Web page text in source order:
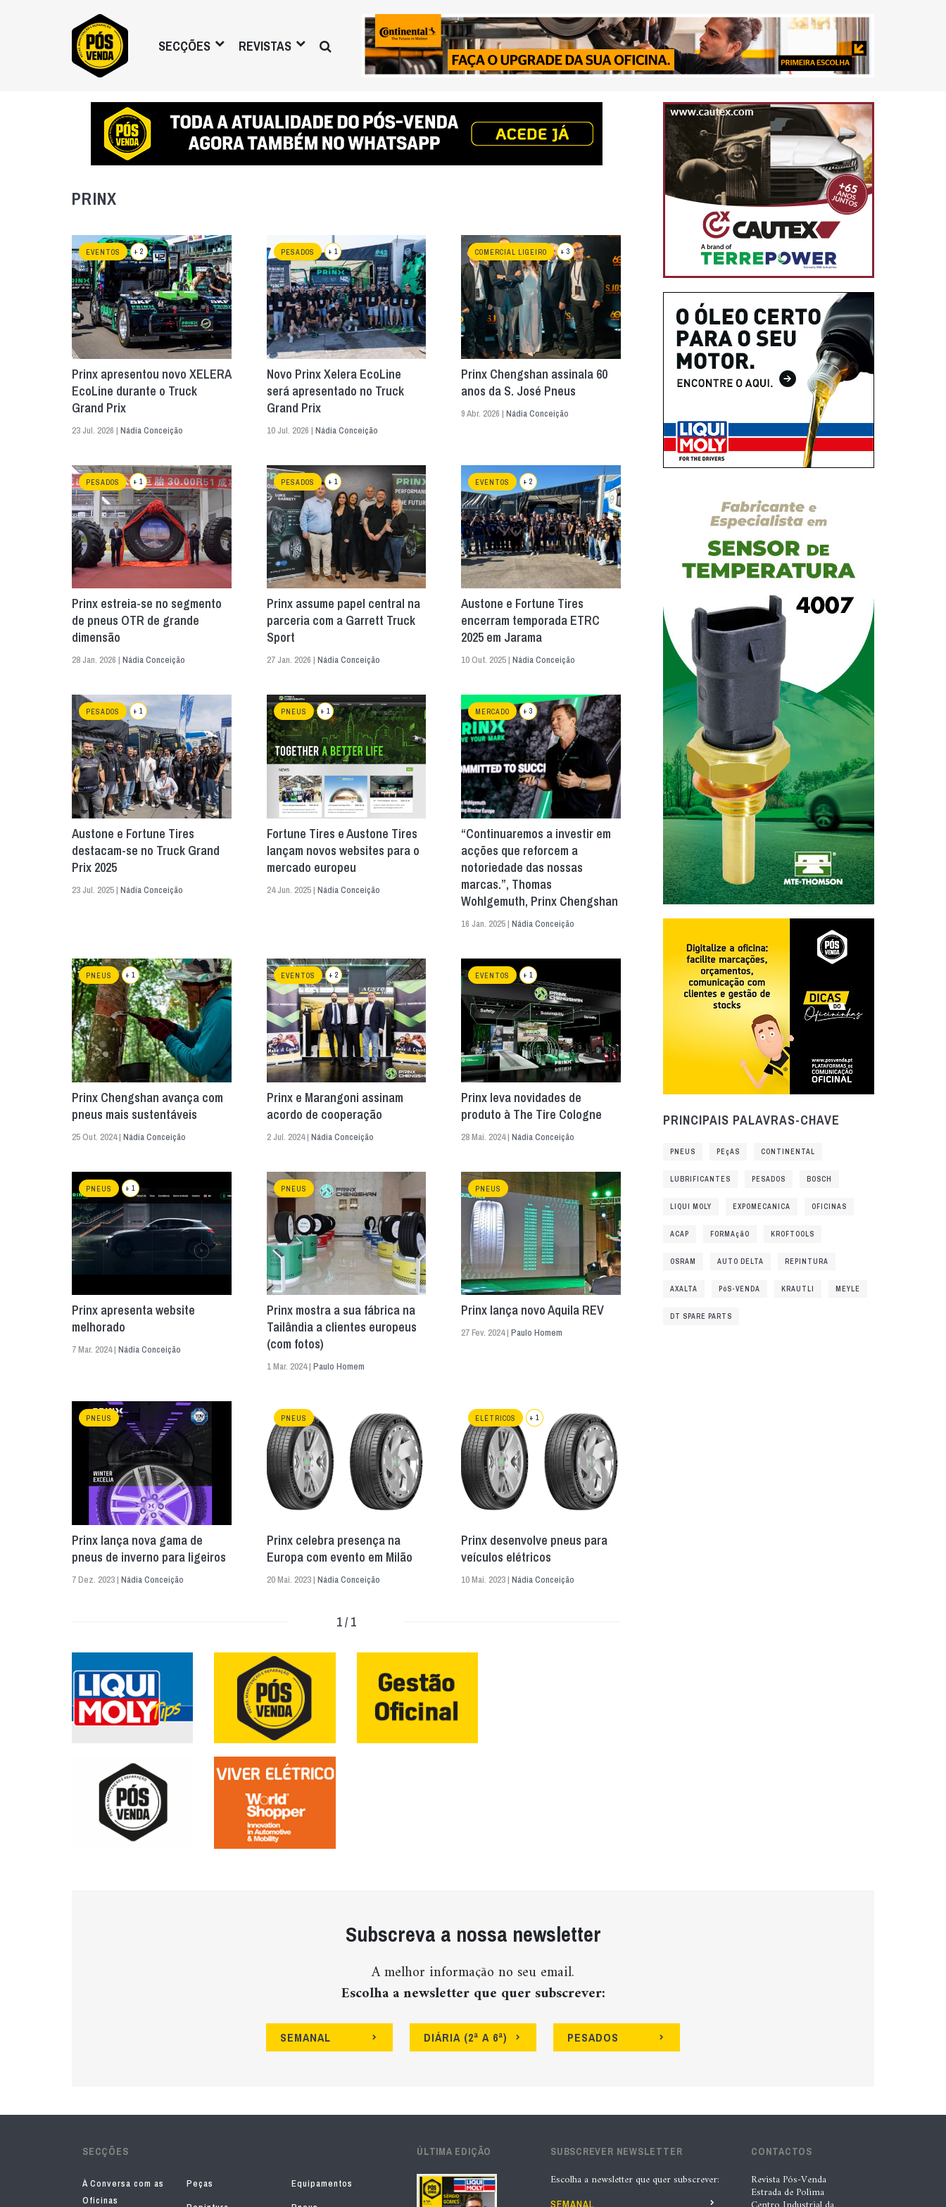
SECÇÕES REVISTAS
PRINX
EVENTOS + 2
Prinx apresentou novo XELERA
EcoLine durante o Truck
Grand Prix
23 Jul. 2026 | Nádia Conceição
PESADOS + 1
Novo Prinx Xelera EcoLine
será apresentado no Truck
Grand Prix
10 Jul. 2026 | Nádia Conceição
COMERCIAL LIGEIRO + 3
Prinx Chengshan assinala 60
anos da S. José Pneus
9 Abr. 2026 |Nádia Conceição
PESADOS + 1
Prinx estreia-se no segmento
de pneus OTR de grande
dimensão
28 Jan. 2026 | Nádia Conceição
PESADOS + 1
Prinx assume papel central na
parceria com a Garrett Truck
Sport
27 Jan. 2026 | Nádia Conceição
EVENTOS + 2
Austone e Fortune Tires
encerram temporada ETRC
2025 em Jarama
10 Out. 2025 |Nádia Conceição
PESADOS + 1
Austone e Fortune Tires
destacam-se no Truck Grand
Prix 2025
23 Jul. 2025 | Nádia Conceição
PNEUS + 1
Fortune Tires e Austone Tires
lançam novos websites para o
mercado europeu
24 Jun. 2025 | Nádia Conceição
MERCADO + 3
“Continuaremos a investir em
acções que reforcem a
notoriedade das nossas
marcas.”, Thomas
Wohlgemuth, Prinx Chengshan
16 Jan. 2025 |Nádia Conceição
PNEUS + 1
Prinx Chengshan avança com
pneus mais sustentáveis
25 Out. 2024 | Nádia Conceição
EVENTOS + 2
Prinx e Marangoni assinam
acordo de cooperação
2 Jul. 2024 | Nádia Conceição
EVENTOS + 1
Prinx leva novidades de
produto à The Tire Cologne
28 Mai. 2024 |Nádia Conceição
PNEUS + 1
Prinx apresenta website
melhorado
7 Mar. 2024 | Nádia Conceição
PNEUS
Prinx mostra a sua fábrica na
Tailândia a clientes europeus
(com fotos)
1 Mar. 2024 | Paulo Homem
PNEUS
Prinx lança novo Aquila REV
27 Fev. 2024 |Paulo Homem
PNEUS
Prinx lança nova gama de
pneus de inverno para ligeiros
7 Dez. 2023 | Nádia Conceição
PNEUS
Prinx celebra presença na
Europa com evento em Milão
20 Mai. 2023 | Nádia Conceição
ELÉTRICOS + 1
Prinx desenvolve pneus para
veículos elétricos
10 Mai. 2023 |Nádia Conceição
1 / 1
PRINCIPAIS PALAVRAS-CHAVE
PNEUS PEçAS CONTINENTAL
LUBRIFICANTES PESADOS BOSCH
LIQUI MOLY EXPOMECANICA OFICINAS
ACAP FORMAçãO KROFTOOLS
OSRAM AUTO DELTA REPINTURA
AXALTA PóS-VENDA KRAUTLI MEYLE
DT SPARE PARTS
Subscreva a nossa newsletter
A melhor informação no seu email.
Escolha a newsletter que quer subscrever:
SEMANAL DIÁRIA (2ª A 6ª) PESADOS
SECÇÕES
À Conversa com as
Oficinas
Peças
Equipamentos
ÚLTIMA EDIÇÃO SUBSCREVER NEWSLETTER
Escolha a newsletter que quer subscrever:
SEMANAL
CONTACTOS
Revista Pós-Venda
Estrada de Polima